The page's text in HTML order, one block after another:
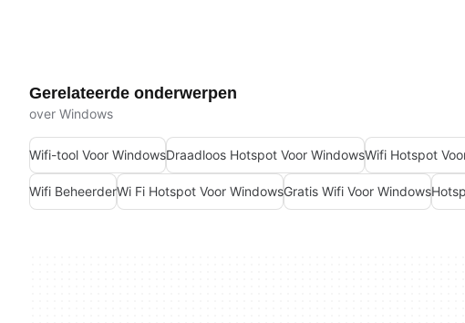
Gerelateerde onderwerpen
over Windows
Wifi-tool Voor WindowsDraadloos Hotspot Voor WindowsWifi Hotspot
Wifi BeheerderWi Fi Hotspot Voor WindowsGratis Wifi Voor Windows